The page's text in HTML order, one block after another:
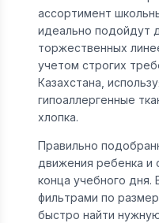
ассортимент
идеально подойдут
торжественных
учетом строгих
Казахстана,
гипоаллергенные
хлопка.
Правильно
движения ребенка и
конца учебного дня.
фильтрами по
быстро найти